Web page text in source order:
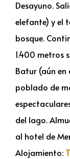
Desayuno.
elefante) y el
bosque.
1.400 metros
Batur (aún en
poblado de
del lago.
al hotel de
Alojamiento: